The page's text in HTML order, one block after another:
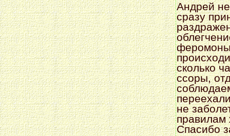
Андрей
сразу
феромоны
сколько
ссоры,
не
правилам
Спасибо